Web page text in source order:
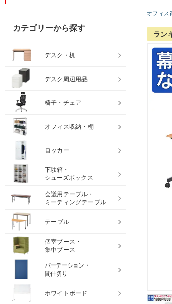
オフィス
ラン
カテゴリーから探す
デスク・机
デスク周辺用品
椅子・チェア
オフィス収納・棚
ロッカー
下駄箱・
シューズボックス
会議用テーブル・
ミーティングテーブル
テーブル
個室ブース・
集中ブース
パーテーション・
間仕切り
ホワイトボード